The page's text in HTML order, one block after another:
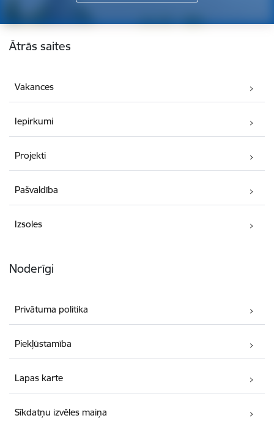
Kājene
Ātrās saites
Vakances
Iepirkumi
Projekti
Pašvaldība
Izsoles
Noderīgi
Privātuma politika
Piekļūstamība
Lapas karte
Sīkdatņu izvēles maiņa